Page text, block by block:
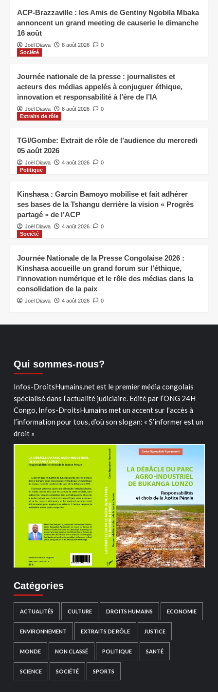
ACP-Brazzaville : les Amis de Gentiny Ngobila Mbaka
annoncent un grand meeting de causerie le dimanche
16 août
Joël Diawa 8 août 2026
0
Société
Journée nationale de la presse : journalistes et
acteurs des médias appelés à conjuguer éthique,
innovation et responsabilité à l’ère de l’IA
Joël Diawa 8 août 2026
0
Extraits de rôle
TGI/Gombe: Extrait de rôle de l’audience du mercredi
05 août 2026
Joël Diawa 4 août 2026
0
Politique
Kinshasa : Garcin Bamoyo mobilise et fait adhérer
ses bases de la Tshangu derrière la vision « Progrès
partagé » de l’ACP
Joël Diawa 4 août 2026
0
Société
Journée Nationale de la Presse Congolaise 2026 :
Kinshasa accueille un grand forum sur l’éthique,
l’innovation numérique et le rôle des médias dans la
consolidation de la paix
Joël Diawa 4 août 2026 0
Qui sommes-nous?
Infos-DroitsHumains.net est le premier média congolais
spécialisé dans l’actualité judiciaire. Edité par l’ONG 24H
Congo, Infos-DroitsHumains met un accent sur l’accès à
l’information pour tous, d’où son slogan: « S’informer est un
droit »
Catégories
ACTUALITÉS CULTURE DROITS HUMAINS ECONOMIE
ENVIRONNEMENT EXTRAITS DE RÔLE JUSTICE
MONDE NON CLASSÉ POLITIQUE SANTÉ
SCIENCE SOCIÉTÉ SPORTS